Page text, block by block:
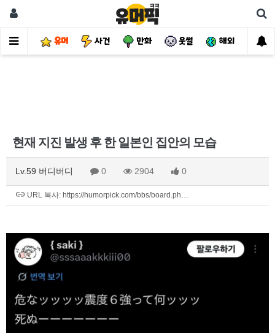
유머 사건 만화 웃썰 해외 핫
현재 지진 발생 후 한 일본인 집안의 모습
Lv.59 버디버디 0 2904 0
URL 복사: https://humorpick.com/bbs/board.ph…